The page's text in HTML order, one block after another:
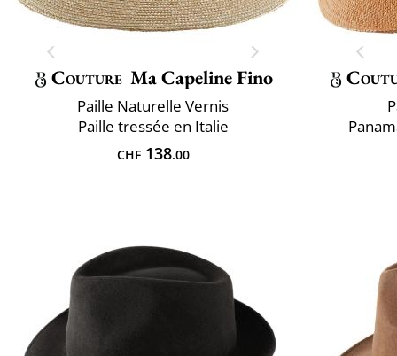
Couture Ma Capeline Fino
Paille Naturelle Vernis
Paille tressée en Italie
CHF138.00